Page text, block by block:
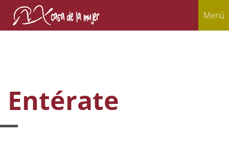
Menú
Entérate